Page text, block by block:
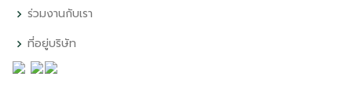
ร่วมงานกับเรา
ที่อยู่บริษัท